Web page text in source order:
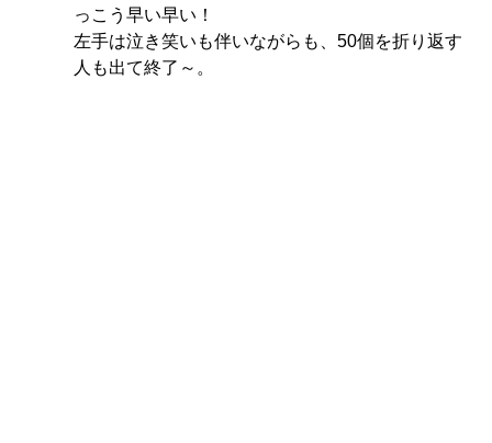
っこう早い早い！
左手は泣き笑いも伴いながらも、50個を折り返す
人も出て終了～。